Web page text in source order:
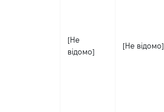
[Не
відомо]
[Не відомо]